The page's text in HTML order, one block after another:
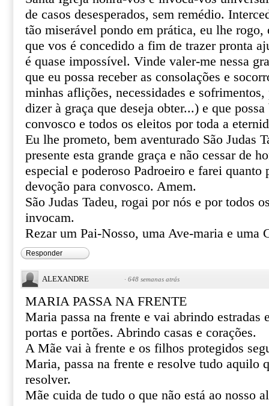
de casos desesperados, sem remédio.
tão miserável pondo em prática, eu lhe
que vos é concedido a fim de trazer pronta
é quase impossível. Vinde valer-me nessa
que eu possa receber as consolações e
minhas aflições, necessidades e
dizer à graça que deseja obter...) e que
convosco e todos os eleitos por toda a
Eu lhe prometo, bem aventurado São Judas
presente esta grande graça e não cessar de
especial e poderoso Padroeiro e farei quanto
devoção para convosco. Amem.
São Judas Tadeu, rogai por nós e por todos
invocam.
Rezar um Pai-Nosso, uma Ave-maria e uma
Responder
ALEXANDRE · 648 semanas atrás
MARIA PASSA NA FRENTE
Maria passa na frente e vai abrindo estradas
portas e portões. Abrindo casas e corações.
A Mãe vai à frente e os filhos protegidos
Maria, passa na frente e resolve tudo aquilo
resolver.
Mãe cuida de tudo o que não está ao nosso